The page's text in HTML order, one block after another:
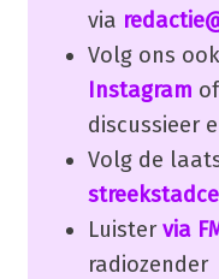
via
Volg ons
Instagram
discussieer
Volg de
Luister via
radiozender